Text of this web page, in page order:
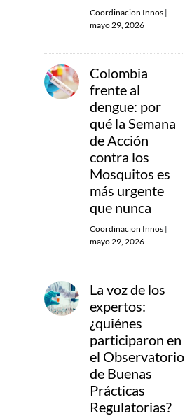
Coordinacion Innos |
mayo 29, 2026
Colombia
frente al
dengue: por
qué la Semana
de Acción
contra los
Mosquitos es
más urgente
que nunca
Coordinacion Innos |
mayo 29, 2026
La voz de los
expertos:
¿quiénes
participaron en
el Observatorio
de Buenas
Prácticas
Regulatorias?